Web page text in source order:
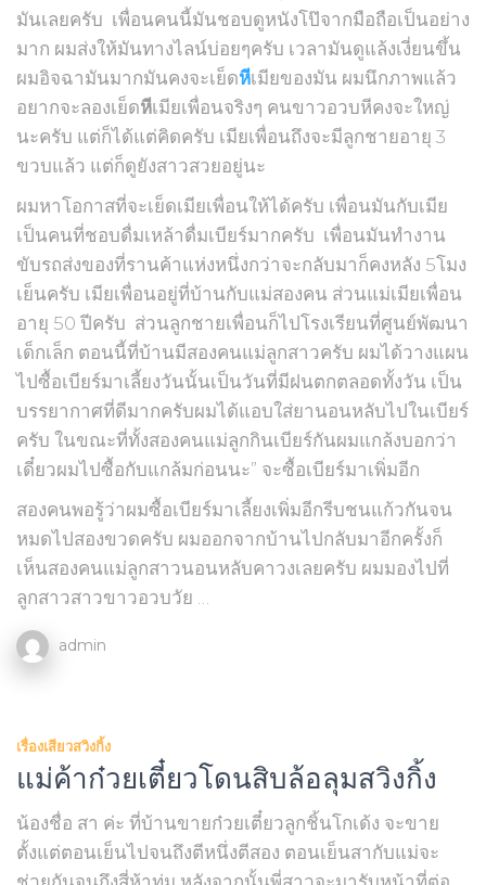
มันเลยครับ เพื่อนคนนี้มันชอบดูหนังโป๊จากมือถือเป็นอย่าง
มาก ผมส่งให้มันทางไลน์บ่อยๆครับ เวลามันดูแล้งเงี่ยนขึ้น
ผมอิจฉามันมากมันคงจะเย็ดหีเมียของมัน ผมนึกภาพแล้ว
อยากจะลองเย็ดหีเมียเพื่อนจริงๆ คนขาวอวบหีคงจะใหญ่
นะครับ แต่ก็ได้แต่คิดครับ เมียเพื่อนถึงจะมีลูกชายอายุ 3
ขวบแล้ว แต่ก็ดูยังสาวสวยอยู่นะ
ผมหาโอกาสที่จะเย็ดเมียเพื่อนให้ได้ครับ เพื่อนมันกับเมีย
เป็นคนที่ชอบดื่มเหล้าดื่มเบียร์มากครับ เพื่อนมันทำงาน
ขับรถส่งของที่รานค้าแห่งหนึ่งกว่าจะกลับมาก็คงหลัง 5โมง
เย็นครับ เมียเพื่อนอยู่ที่บ้านกับแม่สองคน ส่วนแม่เมียเพื่อน
อายุ 50 ปีครับ ส่วนลูกชายเพื่อนก็ไปโรงเรียนที่ศูนย์พัฒนา
เด็กเล็ก ตอนนี้ที่บ้านมีสองคนแม่ลูกสาวครับ ผมได้วางแผน
ไปซื้อเบียร์มาเลี้ยงวันนั้นเป็นวันที่มีฝนตกตลอดทั้งวัน เป็น
บรรยากาศที่ดีมากครับผมได้แอบใส่ยานอนหลับไปในเบียร์
ครับ ในขณะที่ทั้งสองคนแม่ลูกกินเบียร์กันผมแกล้งบอกว่า
เดี๋ยวผมไปซื้อกับแกล้มก่อนนะ” จะซื้อเบียร์มาเพิ่มอีก
สองคนพอรู้ว่าผมซื้อเบียร์มาเลี้ยงเพิ่มอีกรีบชนแก้วกันจน
หมดไปสองขวดครับ ผมออกจากบ้านไปกลับมาอีกครั้งก็
เห็นสองคนแม่ลูกสาวนอนหลับคาวงเลยครับ ผมมองไปที่
ลูกสาวสาวขาวอวบวัย …
admin
เรื่องเสียวสวิงกิ้ง
แม่ค้าก๋วยเตี๋ยวโดนสิบล้อลุมสวิงกิ้ง
น้องชื่อ สา ค่ะ ที่บ้านขายก๋วยเตี๋ยวลูกชิ้นโกเด้ง จะขาย
ตั้งแต่ตอนเย็นไปจนถึงตีหนึ่งตีสอง ตอนเย็นสากับแม่จะ